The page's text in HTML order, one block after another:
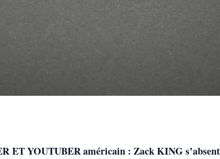
ET YOUTUBER américain : Zack KING